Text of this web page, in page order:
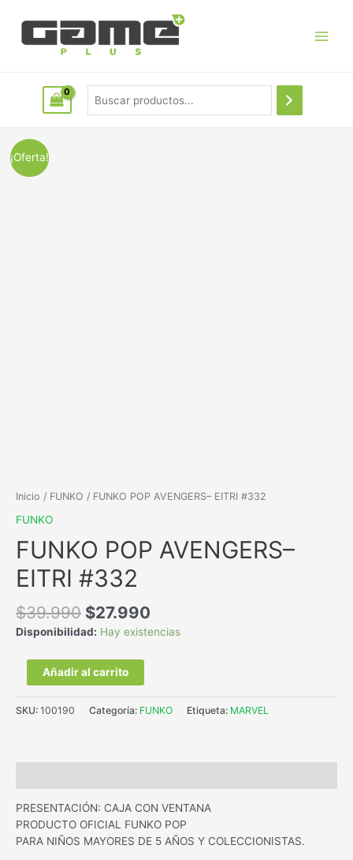
¡Oferta!
Inicio / FUNKO / FUNKO POP AVENGERS– EITRI #332
FUNKO
FUNKO POP AVENGERS–
EITRI #332
$39.990 $27.990
Disponibilidad: Hay existencias
Añadir al carrito
SKU: 100190 Categoría: FUNKO Etiqueta: MARVEL
PRESENTACIÓN: CAJA CON VENTANA
PRODUCTO OFICIAL FUNKO POP
PARA NIÑOS MAYORES DE 5 AÑOS Y COLECCIONISTAS.